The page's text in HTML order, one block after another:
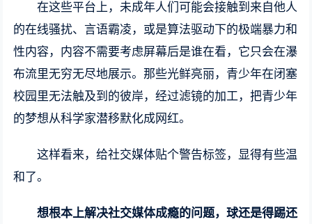
在这些平台上，未成年人们可能会接触到来自他人
的在线骚扰、言语霸凌，或是算法驱动下的极端暴力和
性内容，内容不需要考虑屏幕后是谁在看，它只会在瀑
布流里无穷无尽地展示。那些光鲜亮丽，青少年在闭塞
校园里无法触及到的彼岸，经过滤镜的加工，把青少年
的梦想从科学家潜移默化成网红。
这样看来，给社交媒体贴个警告标签，显得有些温
和了。
想根本上解决社交媒体成瘾的问题，球还是得踢还